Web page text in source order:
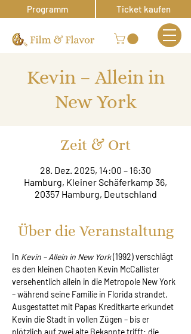
Programm Ticket kaufen
Kevin – Allein in
New York
Zeit & Ort
28. Dez. 2025, 14:00 – 16:30
Hamburg, Kleiner Schäferkamp 36,
20357 Hamburg, Deutschland
Über die Veranstaltung
In Kevin – Allein in New York (1992) verschlägt
es den kleinen Chaoten Kevin McCallister
versehentlich allein in die Metropole New York
– während seine Familie in Florida strandet.
Ausgestattet mit Papas Kreditkarte erkundet
Kevin die Stadt in vollen Zügen – bis er